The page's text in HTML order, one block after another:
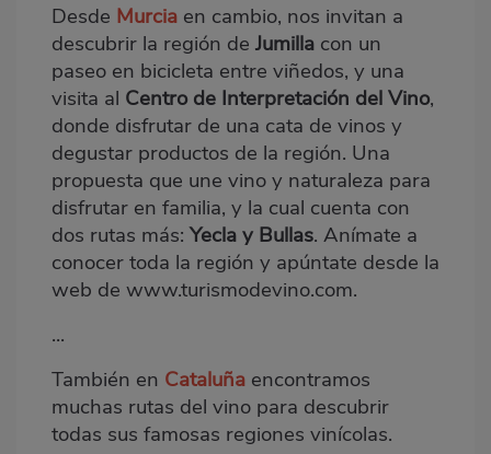
Desde Murcia en cambio, nos invitan a
descubrir la región de Jumilla con un
paseo en bicicleta entre viñedos, y una
visita al Centro de Interpretación del Vino,
donde disfrutar de una cata de vinos y
degustar productos de la región. Una
propuesta que une vino y naturaleza para
disfrutar en familia, y la cual cuenta con
dos rutas más:Yecla y Bullas. Anímate a
conocer toda la región y apúntate desde la
web de www.turismodevino.com.
...
También en Cataluña encontramos
muchas rutas del vino para descubrir
todas sus famosas regiones vinícolas.